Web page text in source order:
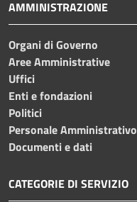
AMMINISTRAZIONE
Organi di Governo
Aree Amministrative
Uffici
Enti e fondazioni
Politici
Personale Amministrativo
Documenti e dati
CATEGORIE DI SERVIZIO